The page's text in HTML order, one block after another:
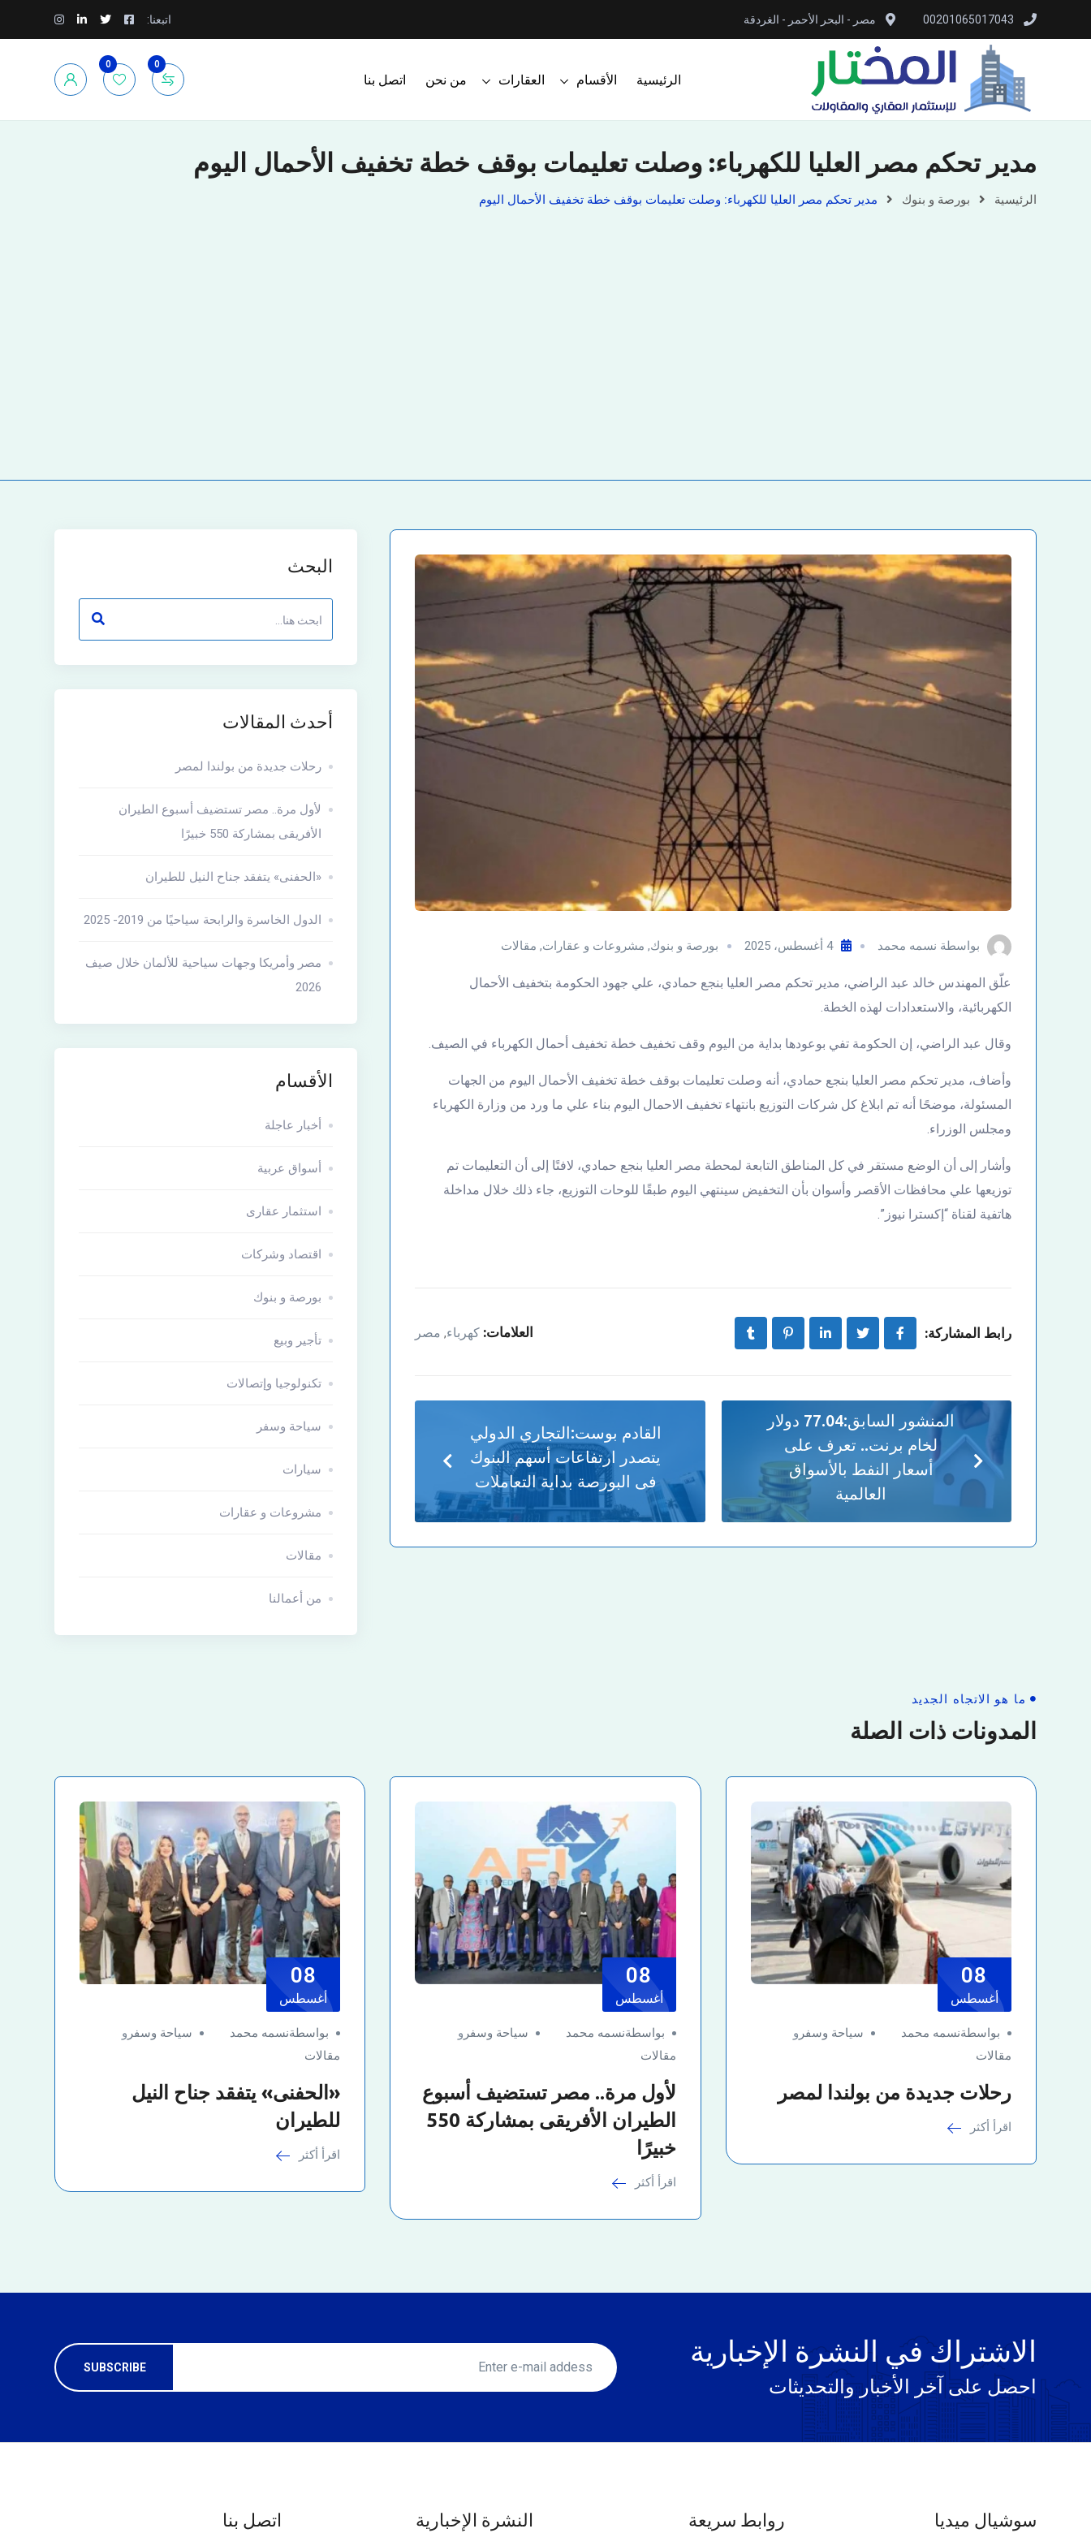
00201065017043 مصر - البحر الأحمر - الغردقة اتبعنا:
الرئيسية الأقسام العقارات من نحن اتصل بنا
0
0
مدير تحكم مصر العليا للكهرباء: وصلت تعليمات بوقف خطة تخفيف الأحمال اليوم
الرئيسية بورصة و بنوك مدير تحكم مصر العليا للكهرباء: وصلت تعليمات بوقف خطة تخفيف الأحمال اليوم
بواسطة نسمه محمد 4 أغسطس، 2025 بورصة و بنوك, مشروعات و عقارات, مقالات
علّق المهندس خالد عبد الراضي، مدير تحكم مصر العليا بنجع حمادي، علي جهود الحكومة بتخفيف الأحمال
الكهربائية، والاستعدادات لهذه الخطة.
وقال عبد الراضي، إن الحكومة تفي بوعودها بداية من اليوم وقف تخفيف خطة تخفيف أحمال الكهرباء في الصيف.
وأضاف، مدير تحكم مصر العليا بنجع حمادي، أنه وصلت تعليمات بوقف خطة تخفيف الأحمال اليوم من الجهات
المسئولة، موضحًا أنه تم ابلاغ كل شركات التوزيع بانتهاء تخفيف الاحمال اليوم بناء علي ما ورد من وزارة الكهرباء
ومجلس الوزراء.
وأشار إلى أن الوضع مستقر في كل المناطق التابعة لمحطة مصر العليا بنجع حمادي، لافتًا إلى أن التعليمات تم
توزيعها علي محافظات الأقصر وأسوان بأن التخفيض سينتهي اليوم طبقًا للوحات التوزيع، جاء ذلك خلال مداخلة
هاتفية لقناة “إكسترا نيوز”.
رابط المشاركة: العلامات: كهرباء, مصر
المنشور السابق:
77.04 دولار
لخام برنت.. تعرف على
أسعار النفط بالأسواق
العالمية
القادم بوست:التجاري الدولي
يتصدر ارتفاعات أسهم البنوك
فى البورصة بداية التعاملات
البحث
أحدث المقالات
رحلات جديدة من بولندا لمصر
لأول مرة.. مصر تستضيف أسبوع الطيران
الأفريقى بمشاركة 550 خبيرًا
«الحفنى» يتفقد جناح النيل للطيران
الدول الخاسرة والرابحة سياحيًا من 2019- 2025
مصر وأمريكا وجهات سياحية للألمان خلال صيف
2026
الأقسام
أخبار عاجلة
أسواق عربية
استثمار عقارى
اقتصاد وشركات
بورصة و بنوك
تأجير وبيع
تكنولوجيا وإتصالات
سياحة وسفر
سيارات
مشروعات و عقارات
مقالات
من أعمالنا
ما هو الاتجاه الجديد
المدونات ذات الصلة
08
أغسطس
بواسطةنسمه محمد سياحة وسفر و
مقالات
رحلات جديدة من بولندا لمصر
اقرأ أكثر
08
أغسطس
بواسطةنسمه محمد سياحة وسفر و
مقالات
لأول مرة.. مصر تستضيف أسبوع
الطيران الأفريقى بمشاركة 550
خبيرًا
اقرأ أكثر
08
أغسطس
بواسطةنسمه محمد سياحة وسفر و
مقالات
«الحفنى» يتفقد جناح النيل
للطيران
اقرأ أكثر
الاشتراك في النشرة الإخبارية
احصل على آخر الأخبار والتحديثات
سوشيال ميديا روابط سريعة النشرة الإخبارية اتصل بنا